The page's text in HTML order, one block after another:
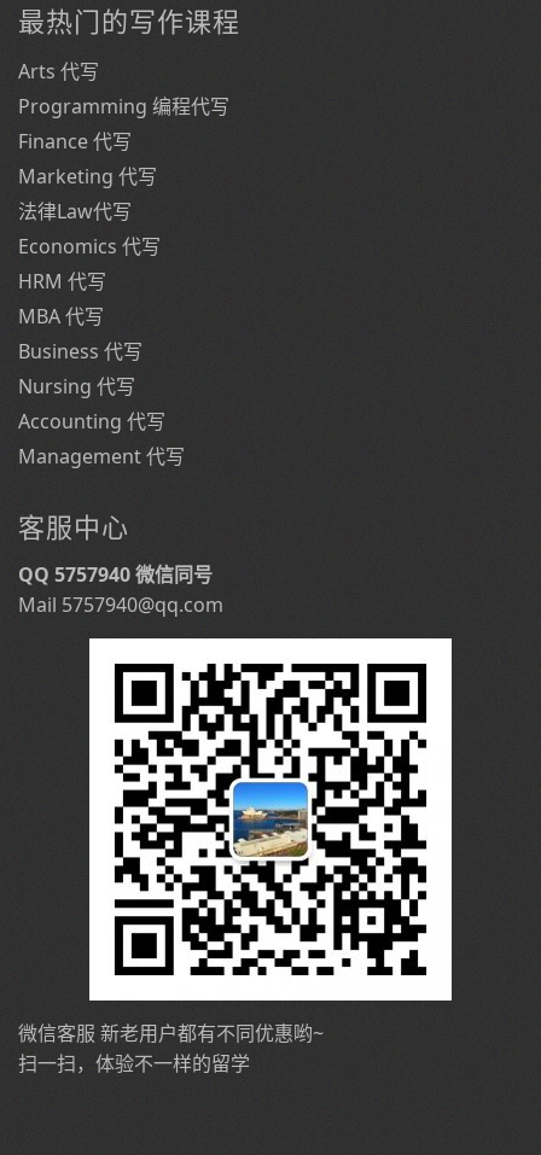
最热门的写作课程
Arts 代写
Programming 编程代写
Finance 代写
Marketing 代写
法律Law代写
Economics 代写
HRM 代写
MBA 代写
Business 代写
Nursing 代写
Accounting 代写
Management 代写
客服中心
QQ 5757940 微信同号
Mail 5757940@qq.com
微信客服 新老用户都有不同优惠哟~
扫一扫，体验不一样的留学